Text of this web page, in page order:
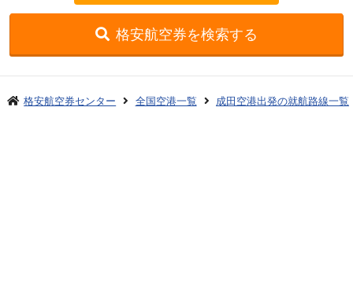
格安航空券を検索する
格安航空券センター 全国空港一覧
成田空港出発の就航路線一覧